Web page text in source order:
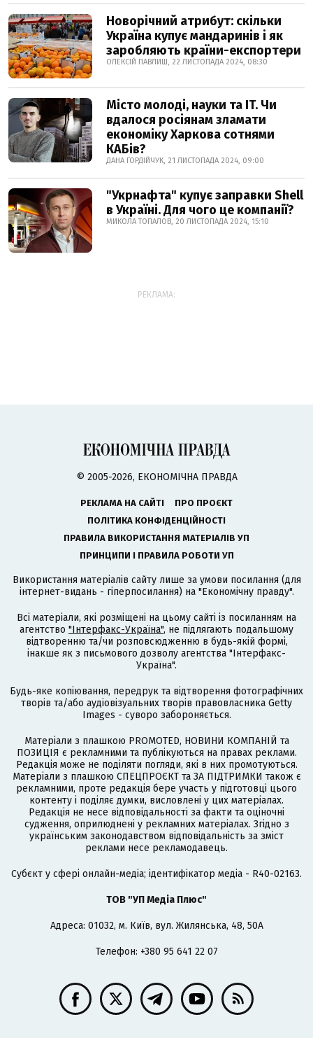
Новорічний атрибут: скільки
Україна купує мандаринів і як
заробляють країни-експортери
ОЛЕКСІЙ ПАВЛИШ, 22 ЛИСТОПАДА 2024, 08:30
Місто молоді, науки та IT. Чи
вдалося росіянам зламати
економіку Харкова сотнями
КАБів?
ДАНА ГОРДІЙЧУК, 21 ЛИСТОПАДА 2024, 09:00
"Укрнафта" купує заправки Shell
в Україні. Для чого це компанії?
МИКОЛА ТОПАЛОВ, 20 ЛИСТОПАДА 2024, 15:10
РЕКЛАМА:
© 2005-2026, ЕКОНОМІЧНА ПРАВДА
РЕКЛАМА НА САЙТІ
ПРО ПРОЄКТ
ПОЛІТИКА КОНФІДЕНЦІЙНОСТІ
ПРАВИЛА ВИКОРИСТАННЯ МАТЕРІАЛІВ УП
ПРИНЦИПИ І ПРАВИЛА РОБОТИ УП
Використання матеріалів сайту лише за умови посилання (для
інтернет-видань - гіперпосилання) на "Економічну правду".
Всі матеріали, які розміщені на цьому сайті із посиланням на
агентство "Інтерфакс-Україна", не підлягають подальшому
відтворенню та/чи розповсюдженню в будь-якій формі,
інакше як з письмового дозволу агентства "Інтерфакс-
Україна".
Будь-яке копіювання, передрук та відтворення фотографічних
творів та/або аудіовізуальних творів правовласника Getty
Images - суворо забороняється.
Матеріали з плашкою PROMOTED, НОВИНИ КОМПАНІЙ та
ПОЗИЦІЯ є рекламними та публікуються на правах реклами.
Редакція може не поділяти погляди, які в них промотуються.
Матеріали з плашкою СПЕЦПРОЄКТ та ЗА ПІДТРИМКИ також є
рекламними, проте редакція бере участь у підготовці цього
контенту і поділяє думки, висловлені у цих матеріалах.
Редакція не несе відповідальності за факти та оціночні
судження, оприлюднені у рекламних матеріалах. Згідно з
українським законодавством відповідальність за зміст
реклами несе рекламодавець.
Cубєкт у сфері онлайн-медіа; ідентифікатор медіа - R40-02163.
ТОВ "УП Медіа Плюс"
Адреса: 01032, м. Київ, вул. Жилянська, 48, 50А
Телефон: +380 95 641 22 07